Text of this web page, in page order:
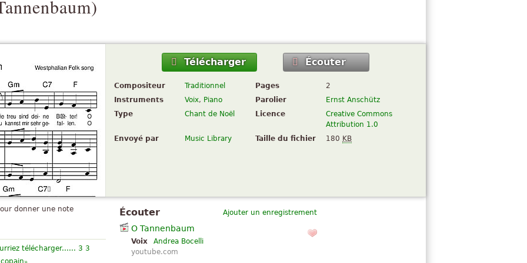
)
Télécharger Écouter
Compositeur Traditionnel Pages
2
Instruments
Voix, Piano Parolier
Ernst Anschütz
Type
Chant de Noël Licence
Creative Commons
Attribution 1.0
Envoyé par
Music Library Taille du fichier 180 KB
Ajouter un enregistrement
Écouter
O Tannenbaum
Voix
Andrea Bocelli
youtube.com
donner une note
télécharger...... 3 3
»